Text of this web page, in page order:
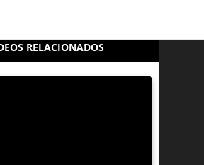
RELACIONADOS